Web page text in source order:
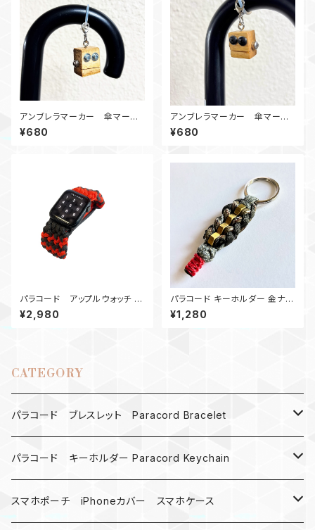
アンブレラマーカー 傘マーカ
ー ロボット030726
¥680
アンブレラマーカー 傘マーカ
ー ロボット0407黒目2
¥680
パラコード アップルウォッチ バ
ンド44_Conquistador2Colo
r_OG
¥2,980
パラコード キーホルダー 金ナッ
ト_カモフラージュ柄
¥1,280
CATEGORY
パラコード ブレスレット Paracord Bracelet
MAD MAX
バックル
パラコード キーホルダー Paracord Keychain
ハロウィン
スマホポーチ iPhoneカバー スマホケース